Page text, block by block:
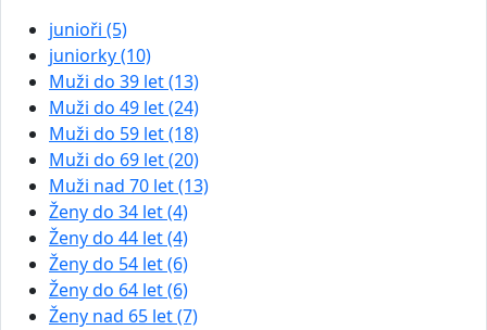
junioři (5)
juniorky (10)
Muži do 39 let (13)
Muži do 49 let (24)
Muži do 59 let (18)
Muži do 69 let (20)
Muži nad 70 let (13)
Ženy do 34 let (4)
Ženy do 44 let (4)
Ženy do 54 let (6)
Ženy do 64 let (6)
Ženy nad 65 let (7)